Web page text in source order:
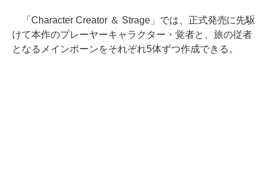
「Character Creator ＆ Strage」では、正式発売に先駆
けて本作のプレーヤーキャラクター・覚者と、旅の従者
となるメインポーンをそれぞれ5体ずつ作成できる。